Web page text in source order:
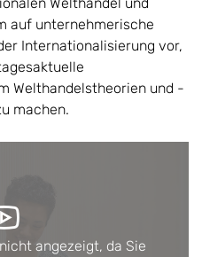
auf unternehmerische
Internationalisierung vor,
Welthandelstheorien und -
machen.
angezeigt, da Sie